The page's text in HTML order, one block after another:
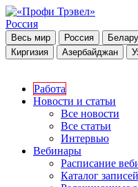
Россия
Весь мир Россия
Киргизия
Азербайджан
Работа
Новости и статьи
Все новости
Все статьи
Интервью
Вебинары
Расписание
Каталог